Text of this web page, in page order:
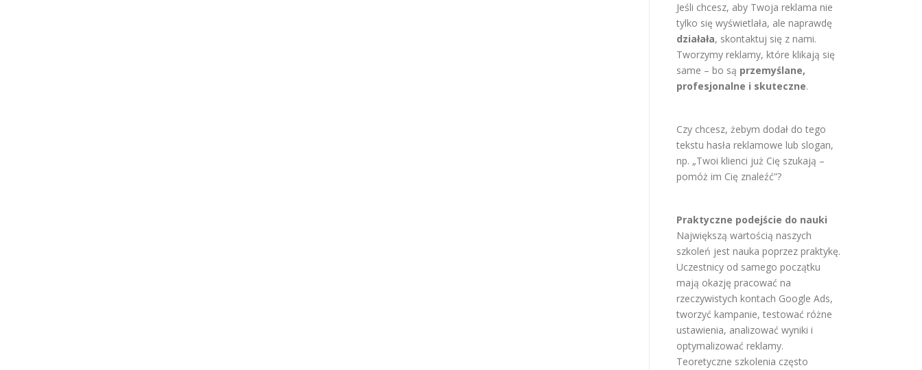
Jeśli chcesz, aby Twoja reklama nie
tylko się wyświetlała, ale naprawdę
działała, skontaktuj się z nami.
Tworzymy reklamy, które klikają się
same – bo są przemyślane,
profesjonalne i skuteczne.
Czy chcesz, żebym dodał do tego
tekstu hasła reklamowe lub slogan,
np. „Twoi klienci już Cię szukają –
pomóż im Cię znaleźć”?
Praktyczne podejście do nauki
Największą wartością naszych
szkoleń jest nauka poprzez praktykę.
Uczestnicy od samego początku
mają okazję pracować na
rzeczywistych kontach Google Ads,
tworzyć kampanie, testować różne
ustawienia, analizować wyniki i
optymalizować reklamy.
Teoretyczne szkolenia często